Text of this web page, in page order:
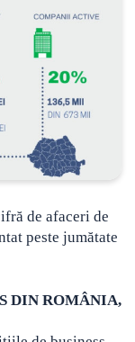
de afaceri de
peste jumătate
DIN ROMÂNIA,